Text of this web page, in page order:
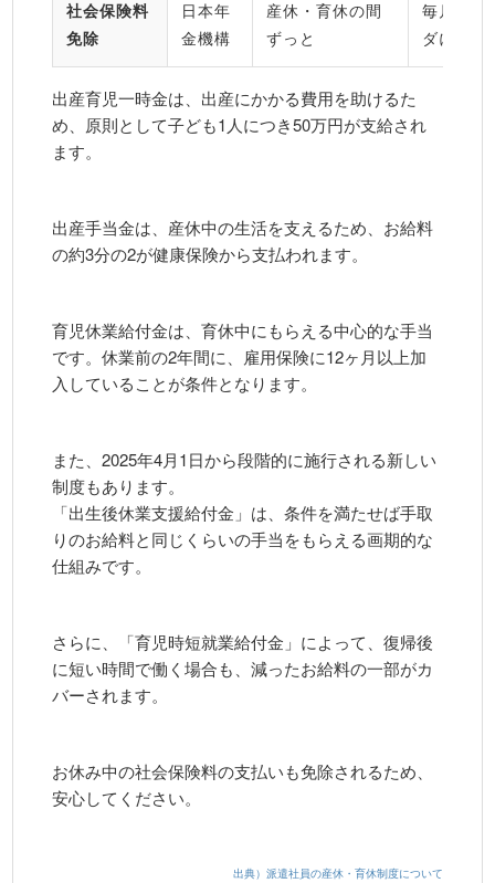
社会保険料
免除
日本年
金機構
産休・育休の間
ずっと
毎月の保
ダに
出産育児一時金は、出産にかかる費用を助けるた
め、原則として子ども1人につき50万円が支給され
ます。
出産手当金は、産休中の生活を支えるため、お給料
の約3分の2が健康保険から支払われます。
育児休業給付金は、育休中にもらえる中心的な手当
です。休業前の2年間に、雇用保険に12ヶ月以上加
入していることが条件となります。
また、2025年4月1日から段階的に施行される新しい
制度もあります。
「出生後休業支援給付金」は、条件を満たせば手取
りのお給料と同じくらいの手当をもらえる画期的な
仕組みです。
さらに、「育児時短就業給付金」によって、復帰後
に短い時間で働く場合も、減ったお給料の一部がカ
バーされます。
お休み中の社会保険料の支払いも免除されるため、
安心してください。
出典）派遣社員の産休・育休制度について